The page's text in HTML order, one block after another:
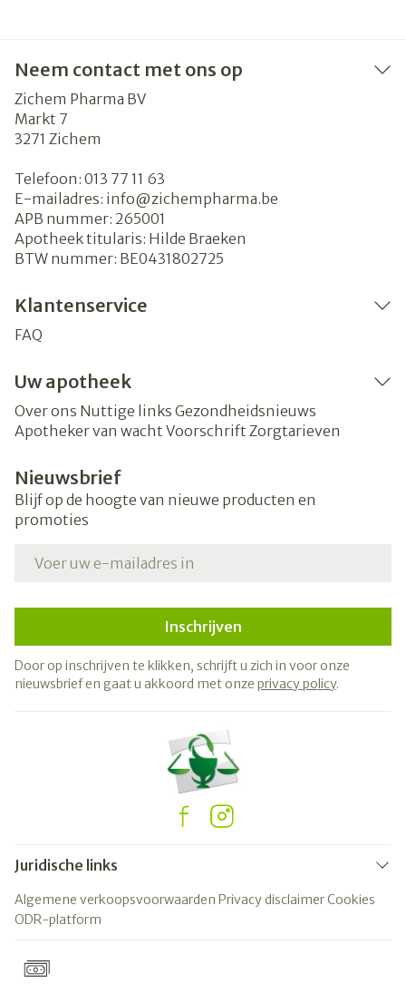
Neem contact met ons op
Zichem Pharma BV
Markt 7
3271 Zichem
Telefoon: 013 77 11 63
E-mailadres: info@zichempharma.be
APB nummer: 265001
Apotheek titularis: Hilde Braeken
BTW nummer: BE0431802725
Klantenservice
FAQ
Uw apotheek
Over ons Nuttige links Gezondheidsnieuws
Apotheker van wacht Voorschrift Zorgtarieven
Nieuwsbrief
Blijf op de hoogte van nieuwe producten en
promoties
Inschrijven
Door op inschrijven te klikken, schrijft u zich in voor onze
nieuwsbrief en gaat u akkoord met onze privacy policy.
Juridische links
Algemene verkoopsvoorwaarden Privacy disclaimerCookies
ODR-platform